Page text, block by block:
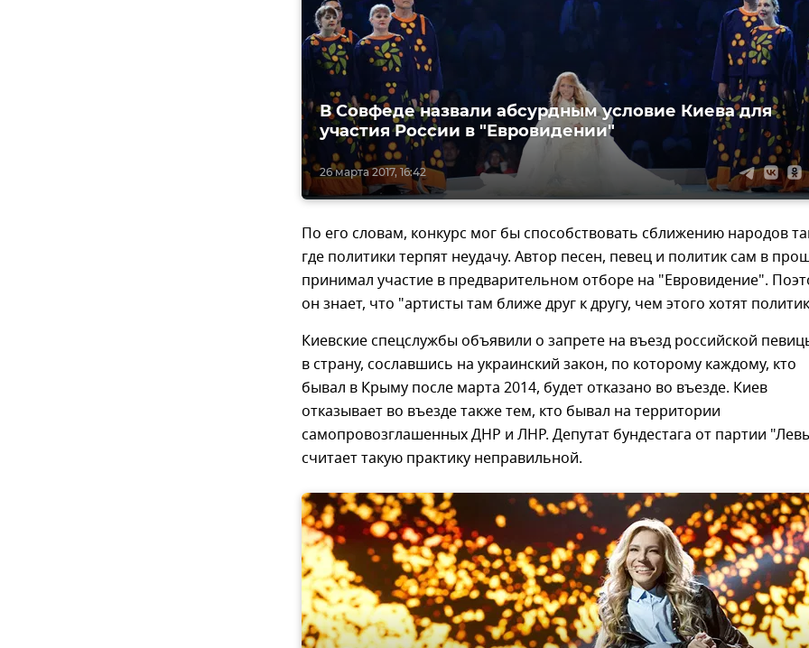
26 марта 2017, 16:42
В Совфеде назвали абсурдным условие Киева для
участия России в "Евровидении"
По его словам, конкурс мог бы способствовать сближению народов
где политики терпят неудачу. Автор песен, певец и политик сам в
принимал участие в предварительном отборе на "Евровидение".
он знает, что "артисты там ближе друг к другу, чем этого хотят
Киевские спецслужбы объявили о запрете на въезд российской
в страну, сославшись на украинский закон, по которому каждому, кто
бывал в Крыму после марта 2014, будет отказано во въезде. Киев
отказывает во въезде также тем, кто бывал на территории
самопровозглашенных ДНР и ЛНР. Депутат бундестага от партии
считает такую практику неправильной.